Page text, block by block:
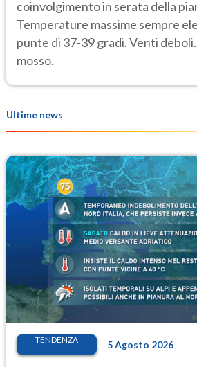
coinvolgimento in serata della
Temperature massime sempre
punte di 37-39 gradi. Venti
mosso.
Ultime news
TENDENZA 5 Agosto 2026